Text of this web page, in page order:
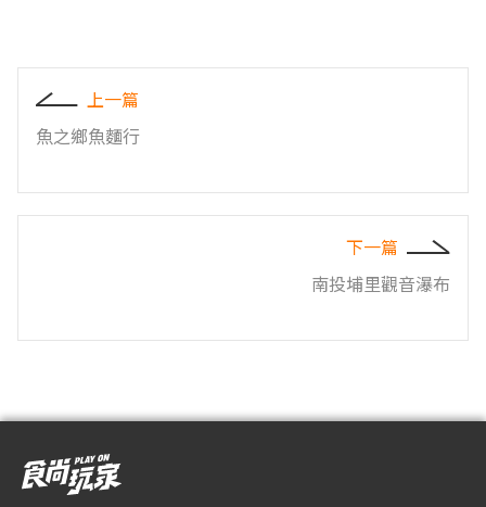
上一篇
魚之鄉魚麵行
下一篇
南投埔里觀音瀑布